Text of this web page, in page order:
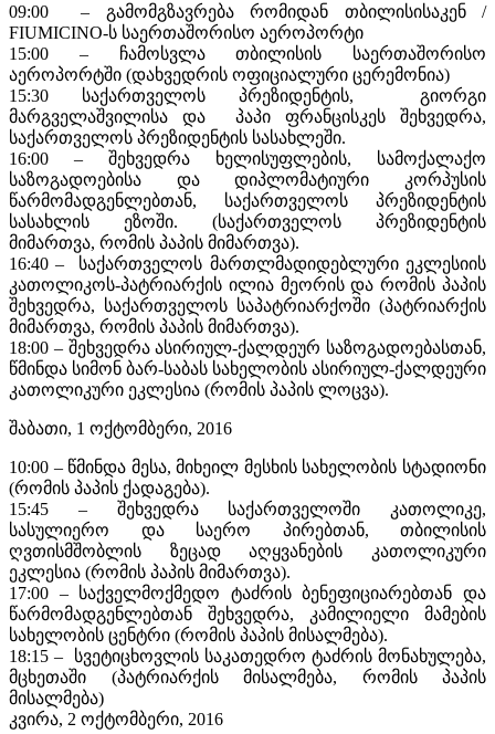
09:00 – გამომგზავრება რომიდან თბილისისაკენ /
FIUMICINO-ს საერთაშორისო აეროპორტი
15:00 – ჩამოსვლა თბილისის საერთაშორისო
აეროპორტში (დახვედრის ოფიციალური ცერემონია)
15:30 საქართველოს პრეზიდენტის, გიორგი
მარგველაშვილისა და პაპი ფრანცისკეს შეხვედრა,
საქართველოს პრეზიდენტის სასახლეში.
16:00 – შეხვედრა ხელისუფლების, სამოქალაქო
საზოგადოებისა და დიპლომატიური კორპუსის
წარმომადგენლებთან, საქართველოს პრეზიდენტის
სასახლის ეზოში. (საქართველოს პრეზიდენტის
მიმართვა, რომის პაპის მიმართვა).
16:40 – საქართველოს მართლმადიდებლური ეკლესიის
კათოლიკოს-პატრიარქის ილია მეორის და რომის პაპის
შეხვედრა, საქართველოს საპატრიარქოში (პატრიარქის
მიმართვა, რომის პაპის მიმართვა).
18:00 – შეხვედრა ასირიულ-ქალდეურ საზოგადოებასთან,
წმინდა სიმონ ბარ-საბას სახელობის ასირიულ-ქალდეური
კათოლიკური ეკლესია (რომის პაპის ლოცვა).
შაბათი, 1 ოქტომბერი, 2016
10:00 – წმინდა მესა, მიხეილ მესხის სახელობის სტადიონი
(რომის პაპის ქადაგება).
15:45 – შეხვედრა საქართველოში კათოლიკე,
სასულიერო და საერო პირებთან, თბილისის
ღვთისმშობლის ზეცად აღყვანების კათოლიკური
ეკლესია (რომის პაპის მიმართვა).
17:00 – საქველმოქმედო ტაძრის ბენეფიციარებთან და
წარმომადგენლებთან შეხვედრა, კამილიელი მამების
სახელობის ცენტრი (რომის პაპის მისალმება).
18:15 – სვეტიცხოვლის საკათედრო ტაძრის მონახულება,
მცხეთაში (პატრიარქის მისალმება, რომის პაპის
მისალმება)
კვირა, 2 ოქტომბერი, 2016